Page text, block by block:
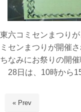
東六コミセンまつり
ミセンまつりが開催さ
ちなみにお祭りの開
28日は、10時から
« Prev